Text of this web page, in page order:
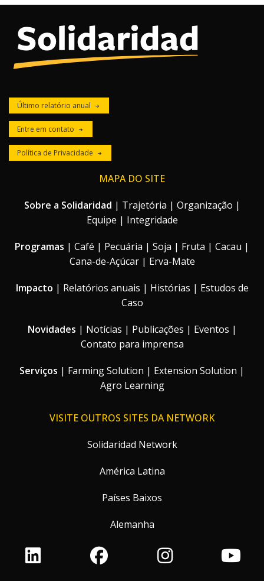
Último relatório anual
Entre em contato
Política de Privacidade
MAPA DO SITE
Sobre a Solidaridad | Trajetória | Organização |
Equipe | Integridade
Programas | Café | Pecuária | Soja | Fruta | Cacau |
Cana-de-Açúcar| Erva-Mate
Impacto | Relatórios anuais | Histórias | Estudos de
Caso
Novidades | Notícias | Publicações | Eventos |
Contato para imprensa
Serviços | Farming Solution | Extension Solution |
Agro Learning
VISITE OUTROS SITES DA NETWORK
Solidaridad Network
América Latina
Países Baixos
Alemanha